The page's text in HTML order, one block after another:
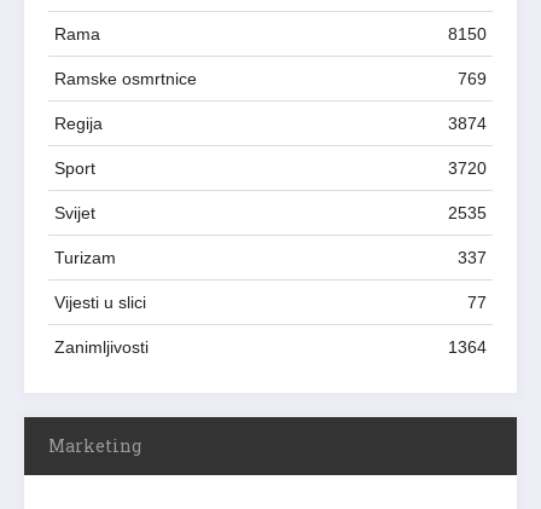
Rama 8150
Ramske osmrtnice 769
Regija 3874
Sport 3720
Svijet 2535
Turizam 337
Vijesti u slici 77
Zanimljivosti 1364
Marketing